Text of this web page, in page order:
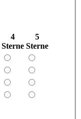
4
Sterne
5
Sterne